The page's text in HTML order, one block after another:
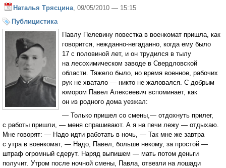
Наталья Трясцина , 09/05/2010 — 15:15
Публицистика
Павлу Пелевину повестка в военкомат пришла, как
говорится, нежданно-негаданно, когда ему было
17 с половиной лет, и он трудился в тылу
на лесохимическом заводе в Свердловской
области. Тяжело было, но время военное, рабочих
рук не хватало — никто не жаловался. С добрым
юмором Павел Алексеевич вспоминает, как
он из родного дома уезжал:
— Только пришел со смены,— отдохнуть прилег,
с работы пришли, — меня спрашивают. А я на печи лежу — отдыхаю.
Мне говорят: — Надо идти работать в ночь, — Так мне же завтра
с утра в военкомат, — Надо, Павел, больше некому, за простой —
штраф огромный сдерут. Наряд выпишем — мать потом деньги
получит. Утром после ночной смены, Павла, отвезли на лошади